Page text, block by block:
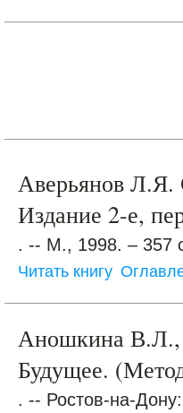
Аверьянов Л.Я.
Издание 2-е,
. -- М., 1998. – 357
Читать книгу
Аношкина В.Л.,
Будущее.
. -- Ростов-на-